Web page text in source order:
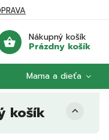
Nákupný košík
Prázdny košík
Mama a dieťa
košík